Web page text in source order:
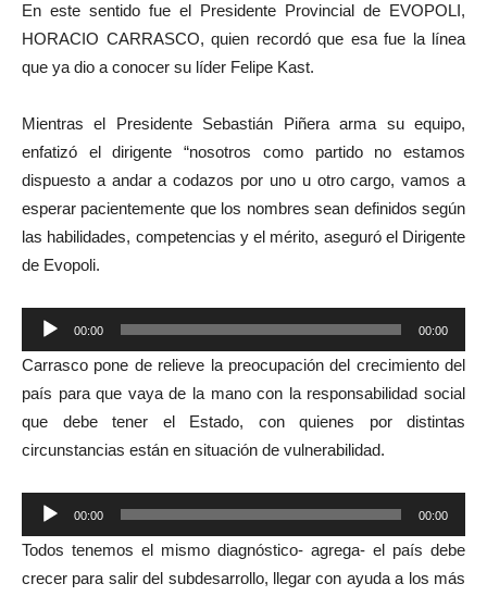
En este sentido fue el Presidente Provincial de EVOPOLI,
HORACIO CARRASCO, quien recordó que esa fue la línea
que ya dio a conocer su líder Felipe Kast.
Mientras el Presidente Sebastián Piñera arma su equipo,
enfatizó el dirigente “nosotros como partido no estamos
dispuesto a andar a codazos por uno u otro cargo, vamos a
esperar pacientemente que los nombres sean definidos según
las habilidades, competencias y el mérito, aseguró el Dirigente
de Evopoli.
Reproductor
de
audio
00:00 00:00
Carrasco pone de relieve la preocupación del crecimiento del
país para que vaya de la mano con la responsabilidad social
que debe tener el Estado, con quienes por distintas
circunstancias están en situación de vulnerabilidad.
Reproductor
de
audio
00:00 00:00
Todos tenemos el mismo diagnóstico- agrega- el país debe
crecer para salir del subdesarrollo, llegar con ayuda a los más